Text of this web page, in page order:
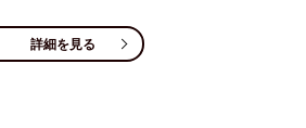
詳細を見る